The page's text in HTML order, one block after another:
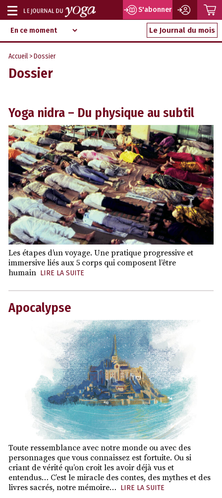
Aller
au
contenu
d‘information
indépendant
Afficher
ou
masquer
la
navigation
S'abonner
Le Journal du mois
Accueil >Dossier
Dossier
Yoga nidra – Du physique au subtil
Les étapes d’un voyage. Une pratique progressive et
immersive liés aux 5 corps qui composent l’être
humain LIRE LA SUITE
Apocalypse
Toute ressemblance avec notre monde ou avec des
personnages que vous connaissez est fortuite. Ou si
criant de vérité qu’on croit les avoir déjà vus et
entendus… C’est le miracle des contes, des mythes et des
livres sacrés, notre mémoire… LIRE LA SUITE